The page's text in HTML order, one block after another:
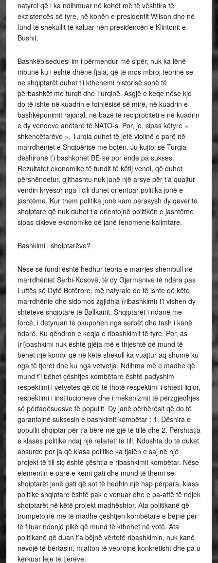
natyrel që i ka ndihmuar në kohët më të vështira të
ekzistencës së tyre, në kohën e presidentit Wilson dhe në
fund të shekullit të kaluar nën presidencën e Klintonit e
Bushit.
Bashkëbiseduesi im i përmendur më sipër, nuk ka lënë
tribunë ku i është dhënë fjala, që të mos mbroj teorinë se
ne shqiptarët duhet t’i kthehemi historisë sonë të
përbashkët me turqit dhe Turqinë. Asgjë e keqe nëse kjo
do të ishte në kuadrin e fqinjësisë së mirë, në kuadrin e
bashkëpunimit rajonal, në bazë të reciprociteti e në kuadrin
e dy vendeve anëtare të NATO-s. Por, jo, sipas këtyre «
shkencëtarëve », Turqia duhet të jetë violinë e parë në
marrdhëniet e Shqipërisë me botën. Ju kujtoj se Turqia
dëshironë t’i bashkohet BE-së por ende pa sukses.
Rezultatet ekonomike të fundit të këtij vendi, që duhet
përshëndetur, gjithashtu nuk janë një arsye për t’a quajtur
vendin kryesor nga i cili duhet orientuar politika jonë e
jashtëme. Kur them politika jonë kam parasysh dy qeveritë
shqiptare që nuk duhet t’a orientojnë politikën e jashtëme
sipas cikleve ekonomike që janë fenomene kalimtare.
Bashkimi i shqiptarëve?
Nëse së fundi është hedhur teoria e marrjes shembull në
marrdhëniet Serbi-Kosovë, të dy Gjermanive të ndara pas
Luftës së Dytë Botërore, më natyrale do të ishte që këto
marrdhënie dhe sidomos zgjidhja (ribashkimi) t’i vishen dy
shteteve shqiptare të Ballkanit. Shqiptarët i ndanë me
forcë, i detyruan të okupohen nga serbët dhe tash i kanë
ndarë. Ku qëndron e keqja e ribashkimit të tyre. Por, as
(ri)bashkimi nuk është gjëja më e thjeshtë që mund të
bëhet një kombi që në këtë shekull ka vuajtur aq shumë ku
nga të tjerët dhe ku nga vetvetja. Ndihma më e madhe që
mund t’i bëhet çështjes kombëtare është padyshim
respektimi i vetvetes që do të thotë respektimi i shtetit ligjor,
respektimi i institucioneve dhe i mekanizmit të përzgjedhjes
së përfaqësuesve të popullit. Dy janë përbërësit që do të
garantojnë suksesin e bashkimit kombëtar : 1. Dëshira e
popullit shqiptar për t’a bërë një gjë të tillë dhe 2. Përshtatja
e klasës politike ndaj një relaiteti të till. Ndoshta do të duket
absurde por ja që klasa politike ka fjalën e saj në një
projekt të till siç është çështja e ribashkimit kombëtar. Nëse
elementin e parë e kemi gati dhe mund të themi se
shqiptarët janë gati që sot të hedhin një hap përpara, klasa
politike shqiptare është pak e vonuar dhe e pa-aftë të ndjek
shqiptarët në këtë projekt madhështor. Ata politikanë që
trumpetojnë me të madhe çështjen kombëtare e bëjnë për
të fituar ndonjë pikë që mund të kthehet në votë. Ata
politikanë që duan t’a bëjnë vërtetë ribashkimin, nuk kanë
nevojë të bërtasin, mjafton të veprojnë konkretisht dhe pa u
kërkuar leje të tjerëve.